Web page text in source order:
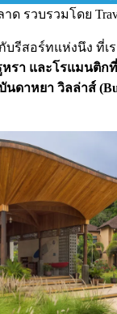
ด รวบรวมโดย
บรีสอร์ทแห่งนึง ที่เ
รา และโรแมนติก
นดาหยา วิลล่าส์